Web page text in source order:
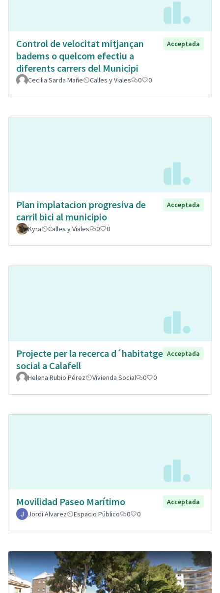
Control de velocitat mitjançan
badems o quelcom efectiu a
diferents carrers del Municipi
Acceptada
Cecilia Sarda Mañe Calles y Viales 0 0
Plan implatacion progresiva de
carril bici al municipio
Acceptada
Kyra Calles y Viales 0 0
Projecte per la recerca d´habitatge
social a Calafell
Acceptada
Helena Rubio Pérez Vivienda Social 0 0
Movilidad Paseo Marítimo
Acceptada
Jordi Alvarez
Espacio Público 0 0